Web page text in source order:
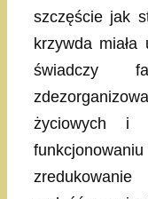
szczęście jak
krzywda
świadczy
życiowych i